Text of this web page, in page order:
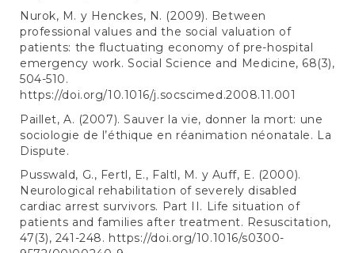
Nurok, M. y Henckes, N. (2009). Between
professional values and the social valuation of
patients: the fluctuating economy of pre-hospital
emergency work. Social Science and Medicine, 68(3),
504-510.
https://doi.org/10.1016/j.socscimed.2008.11.001
Paillet, A. (2007). Sauver la vie, donner la mort: une
sociologie de l’éthique en réanimation néonatale. La
Dispute.
Pusswald, G., Fertl, E., Faltl, M. y Auff, E. (2000).
Neurological rehabilitation of severely disabled
cardiac arrest survivors. Part II. Life situation of
patients and families after treatment. Resuscitation,
47(3), 241-248. https://doi.org/10.1016/s0300-